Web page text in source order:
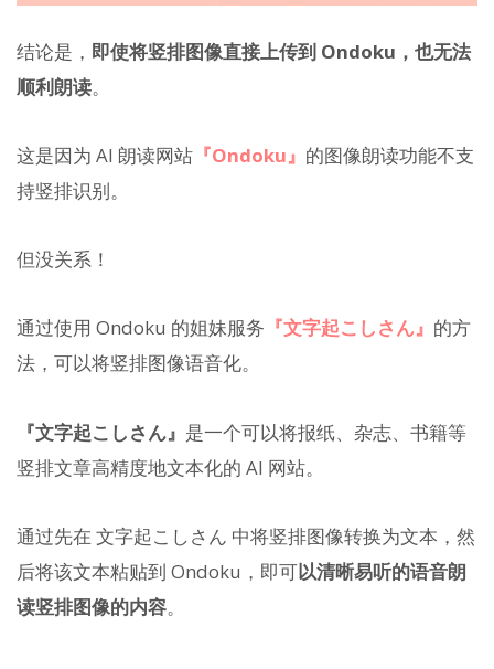
结论是， 即使将竖排图像直接上传到 Ondoku，也无法
顺利朗读。
这是因为 AI 朗读网站 『Ondoku』 的图像朗读功能不支
持竖排识别。
但没关系！
通过使用 Ondoku 的姐妹服务 『文字起こしさん』 的方
法，可以将竖排图像语音化。
『文字起こしさん』 是一个可以将报纸、杂志、书籍等
竖排文章高精度地文本化的 AI 网站。
通过先在 文字起こしさん 中将竖排图像转换为文本，然
后将该文本粘贴到 Ondoku，即可以清晰易听的语音朗
读竖排图像的内容。